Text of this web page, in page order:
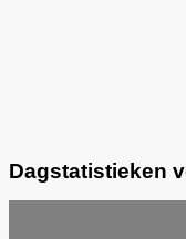
Dagstatistieken